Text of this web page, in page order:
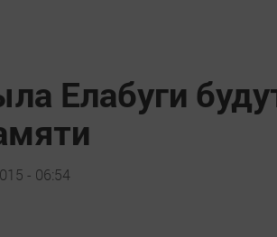
Елабуги
- 06:54